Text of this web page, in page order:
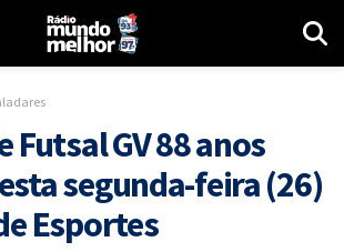
Futsal GV 88 anos
segunda-feira (26)
Esportes